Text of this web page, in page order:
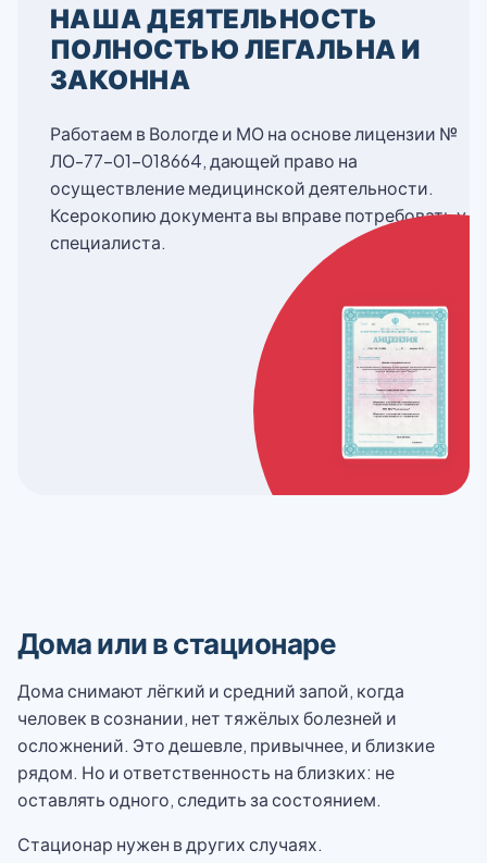
НАША ДЕЯТЕЛЬНОСТЬ
ПОЛНОСТЬЮ ЛЕГАЛЬНА И
ЗАКОННА
Работаем в Вологде и МО на основе лицензии №
ЛО-77-01-018664, дающей право на
осуществление медицинской деятельности.
Ксерокопию документа вы вправе потребовать у
специалиста.
Дома или в стационаре
Дома снимают лёгкий и средний запой, когда
человек в сознании, нет тяжёлых болезней и
осложнений. Это дешевле, привычнее, и близкие
рядом. Но и ответственность на близких: не
оставлять одного, следить за состоянием.
Стационар нужен в других случаях.